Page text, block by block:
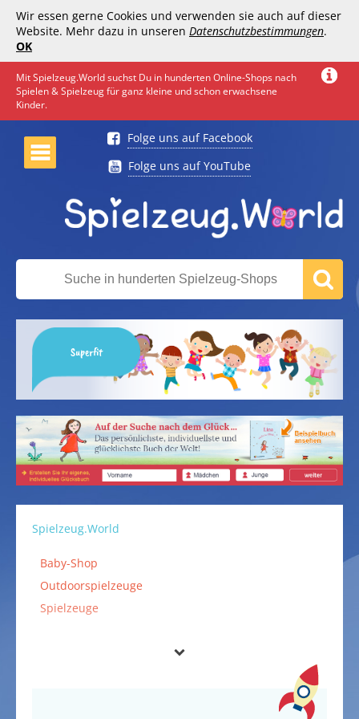
Wir essen gerne Cookies und verwenden sie auch auf dieser
Website. Mehr dazu in unseren Datenschutzbestimmungen.
OK
Mit Spielzeug.World suchst Du in hunderten Online-Shops nach
Spielen & Spielzeug für ganz kleine und schon erwachsene
Kinder.
Folge uns auf Facebook
Folge uns auf YouTube
Superfit
Spielzeug.World
Baby-Shop
Outdoorspielzeuge
Spielzeuge